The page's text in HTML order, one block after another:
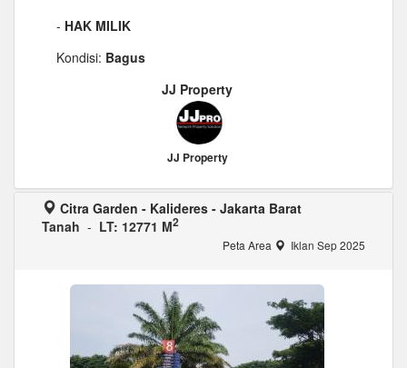
- HAK MILIK
Kondisi: Bagus
JJ Property
JJ Property
Citra Garden - Kalideres - Jakarta Barat
Tanah - LT: 12771 M2
Peta Area Iklan Sep 2025